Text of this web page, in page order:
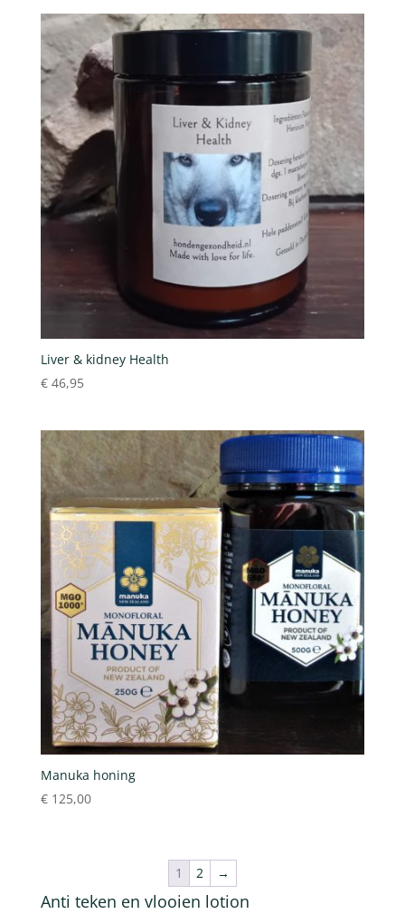
Liver & kidney Health
€46,95
Manuka honing
€125,00
1 2 →
Anti teken en vlooien lotion